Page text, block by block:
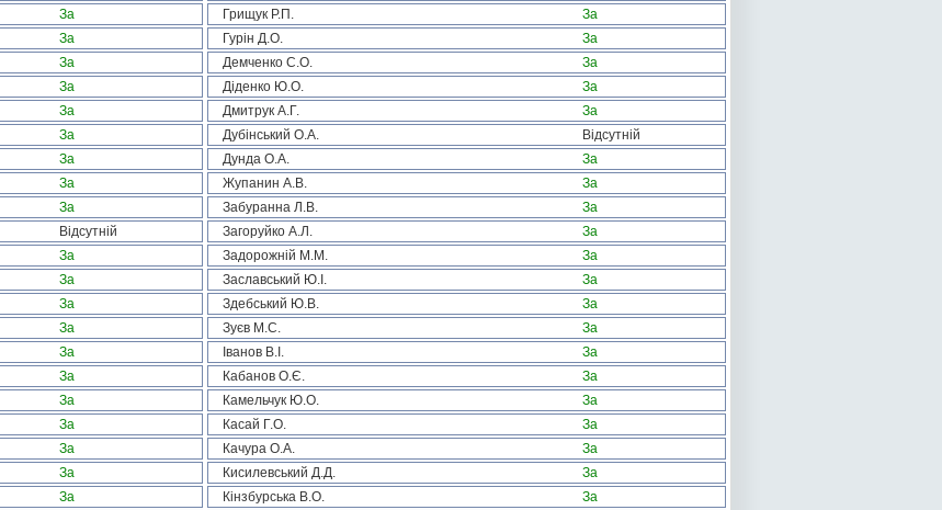
За Грищук Р.П.
За
За Гурін Д.О.
За
За Демченко С.О.
За
За Діденко Ю.О.
За
За Дмитрук А.Г.
За
За Дубінський О.А.
Відсутній
За Дунда О.А.
За
За Жупанин А.В.
За
За Забуранна Л.В.
За
Відсутній Загоруйко А.Л.
За
За Задорожній М.М.
За
За Заславський Ю.І.
За
За Здебський Ю.В.
За
За Зуєв М.С.
За
За Іванов В.І.
За
За Кабанов О.Є.
За
За Камельчук Ю.О.
За
За Касай Г.О.
За
За Качура О.А.
За
За Кисилевський Д.Д.
За
За Кінзбурська В.О.
За